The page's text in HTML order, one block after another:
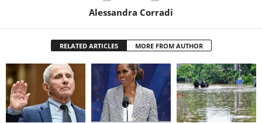
Alessandra Corradi
RELATED ARTICLES MORE FROM AUTHOR